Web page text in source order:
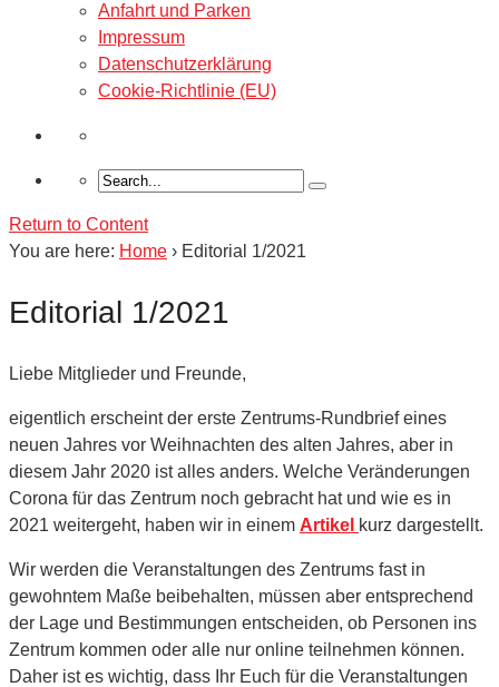
Anfahrt und Parken
Impressum
Datenschutzerklärung
Cookie-Richtlinie (EU)
Return to Content
You are here: Home › Editorial 1/2021
Editorial 1/2021
Liebe Mitglieder und Freunde,
eigentlich erscheint der erste Zentrums-Rundbrief eines
neuen Jahres vor Weihnachten des alten Jahres, aber in
diesem Jahr 2020 ist alles anders. Welche Veränderungen
Corona für das Zentrum noch gebracht hat und wie es in
2021 weitergeht, haben wir in einem Artikel kurz dargestellt.
Wir werden die Veranstaltungen des Zentrums fast in
gewohntem Maße beibehalten, müssen aber entsprechend
der Lage und Bestimmungen entscheiden, ob Personen ins
Zentrum kommen oder alle nur online teilnehmen können.
Daher ist es wichtig, dass Ihr Euch für die Veranstaltungen